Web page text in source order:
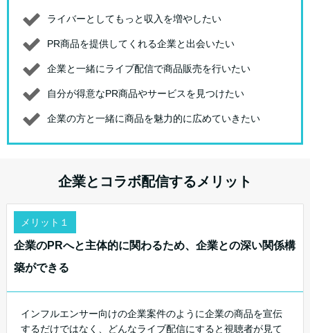
ライバーとしてもっと収入を増やしたい
PR商品を提供してくれる企業と出会いたい
企業と一緒にライブ配信で商品販売を行いたい
自分が得意なPR商品やサービスを見つけたい
企業の方と一緒に商品を魅力的に広めていきたい
企業とコラボ配信するメリット
メリット１
企業のPRへと主体的に関わるため、企業との深い関係構
築ができる
インフルエンサー向けの企業案件のように企業の商品を宣伝
するだけではなく、どんなライブ配信にすると視聴者が見て